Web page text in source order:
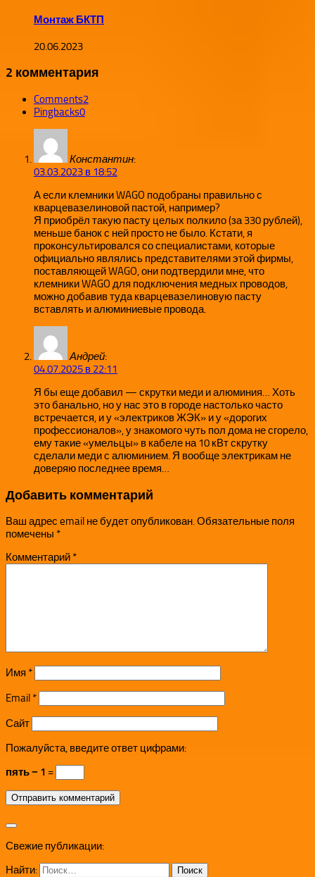
Монтаж БКТП
20.06.2023
2 комментария
Comments2
Pingbacks0
Константин:
03.03.2023 в 18:52
А если клемники WAGO подобраны правильно с
кварцевазелиновой пастой, например?
Я приобрёл такую пасту целых полкило (за 330 рублей),
меньше банок с ней просто не было. Кстати, я
проконсультировался со специалистами, которые
официально являлись представителями этой фирмы,
поставляющей WAGO, они подтвердили мне, что
клемники WAGO для подключения медных проводов,
можно добавив туда кварцевазелиновую пасту
вставлять и алюминиевые провода.
Андрей:
04.07.2025 в 22:11
Я бы еще добавил — скрутки меди и алюминия… Хоть
это банально, но у нас это в городе настолько часто
встречается, и у «электриков ЖЭК» и у «дорогих
профессионалов», у знакомого чуть пол дома не сгорело,
ему такие «умельцы» в кабеле на 10 кВт скрутку
сделали меди с алюминием. Я вообще электрикам не
доверяю последнее время…
Добавить комментарий
Ваш адрес email не будет опубликован.Обязательные поля
помечены *
Комментарий *
Имя *
Email *
Сайт
Пожалуйста, введите ответ цифрами:
пять − 1 =
Свежие публикации:
Найти: